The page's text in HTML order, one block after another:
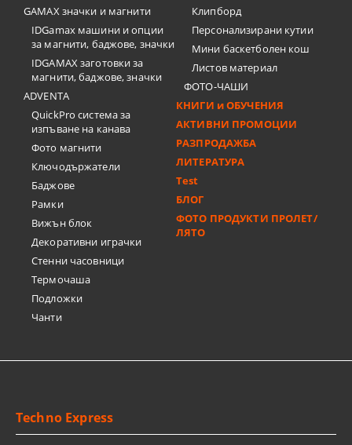
GAMAX значки и магнити
IDGamax машини и опции
за магнити, баджове, значки
IDGAMAX заготовки за
магнити, баджове, значки
ADVENTA
QuickPro система за
изпъване на канава
Фото магнити
Ключодържатели
Баджове
Рамки
Вижън блок
Декоративни играчки
Стенни часовници
Термочашa
Подложки
Чанти
Клипборд
Персонализирани кутии
Мини баскетболен кош
Листов материал
ФОТО-ЧАШИ
КНИГИ и ОБУЧЕНИЯ
АКТИВНИ ПРОМОЦИИ
РАЗПРОДАЖБА
ЛИТЕРАТУРА
Test
БЛОГ
ФОТО ПРОДУКТИ ПРОЛЕТ/
ЛЯТО
Techno Express